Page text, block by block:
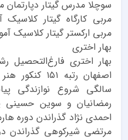
مربی کارگاه گیتار
مربی ارکستر گیتار کلاسیک
بهار اختری
بهار اختری فارغ‌التحصیل
سالگی شروع نوازندگی
رمضانیان و سوین حسینی
احمدی نژاد گذراندن دوره
مرتضی شیرکوهی گذراندن